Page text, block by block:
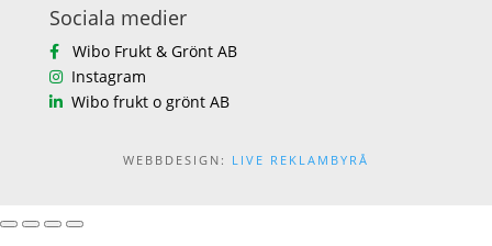
Sociala medier
Wibo Frukt & Grönt AB
Instagram
Wibo frukt o grönt AB
WEBBDESIGN: LIVE REKLAMBYRÅ